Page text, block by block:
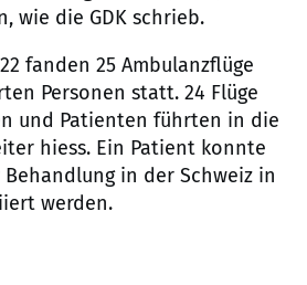
wie die GDK schrieb.
fanden 25 Ambulanzflüge
Personen statt. 24 Flüge
und Patienten führten in die
hiess. Ein Patient konnte
in der Schweiz in
werden.